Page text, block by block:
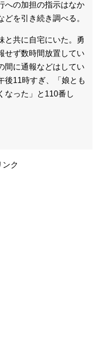
への加担の指示はなか
を引き続き調べる。
共に自宅にいた。勇
せず数時間放置してい
間に通報などはしてい
後11時すぎ、「娘とも
なった」と110番し
ンク